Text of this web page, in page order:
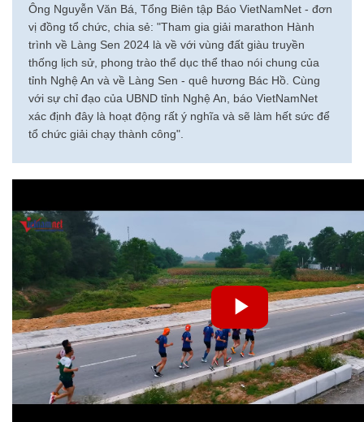
Ông Nguyễn Văn Bá, Tổng Biên tập Báo VietNamNet - đơn
vị đồng tổ chức, chia sẻ: "Tham gia giải marathon Hành
trình về Làng Sen 2024 là về với vùng đất giàu truyền
thống lịch sử, phong trào thể dục thể thao nói chung của
tỉnh Nghệ An và về Làng Sen - quê hương Bác Hồ. Cùng
với sự chỉ đạo của UBND tỉnh Nghệ An, báo VietNamNet
xác định đây là hoạt động rất ý nghĩa và sẽ làm hết sức để
tổ chức giải chạy thành công".